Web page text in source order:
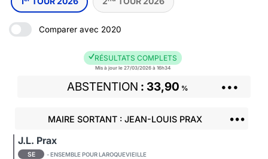
Comparer avec 2020
RÉSULTATS COMPLETS
Mis à jour le 27/03/2026 à 16h34
ABSTENTION 33,90 % •••
MAIRE SORTANT : JEAN-LOUIS PRAX •••
J.L. Prax
SE - ENSEMBLE POUR LAROQUEVIEILLE